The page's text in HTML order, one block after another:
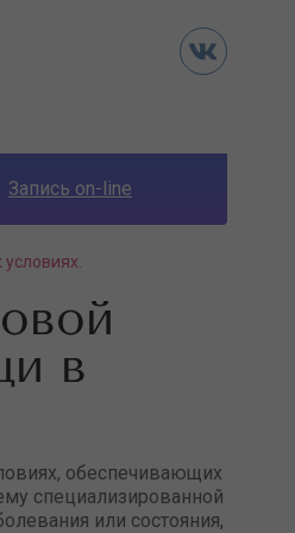
Запись on-line
в
обеспечивающих
специализированной
или состояния,